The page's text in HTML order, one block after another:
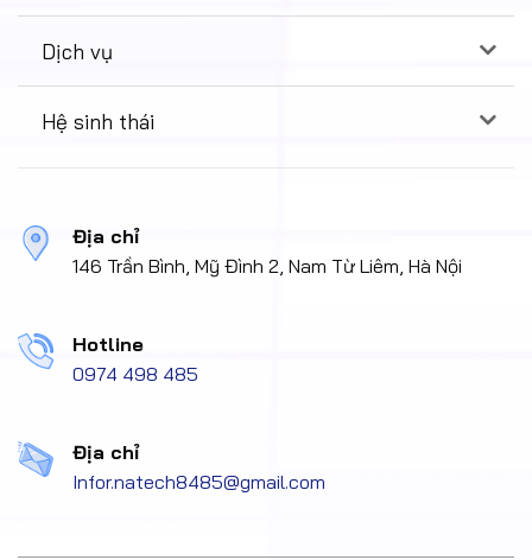
Dịch vụ
Hệ sinh thái
Địa chỉ
146 Trần Bình, Mỹ Đình 2, Nam Từ Liêm, Hà Nội
Hotline
0974 498 485
Địa chỉ
Infor.natech8485@gmail.com